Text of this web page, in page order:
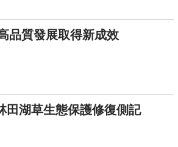
品質發展取得新成效
田湖草生態保護修復側記